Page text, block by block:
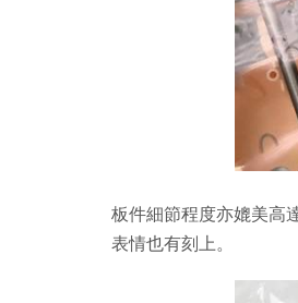
板件細節程度亦媲美高
表情也有刻上。